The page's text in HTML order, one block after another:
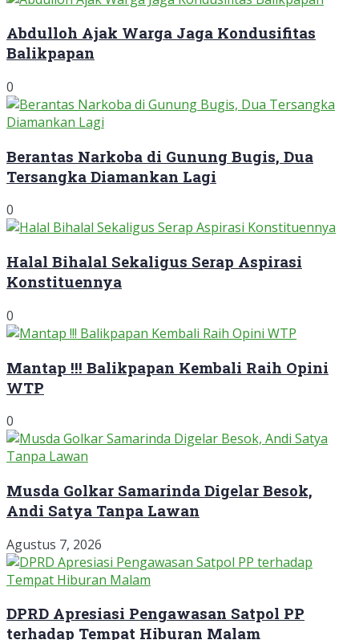
Abdulloh Ajak Warga Jaga Kondusifitas
Balikpapan
0
Berantas Narkoba di Gunung Bugis, Dua
Tersangka Diamankan Lagi
0
Halal Bihalal Sekaligus Serap Aspirasi
Konstituennya
0
Mantap !!! Balikpapan Kembali Raih Opini
WTP
0
Musda Golkar Samarinda Digelar Besok,
Andi Satya Tanpa Lawan
Agustus 7, 2026
DPRD Apresiasi Pengawasan Satpol PP
terhadap Tempat Hiburan Malam